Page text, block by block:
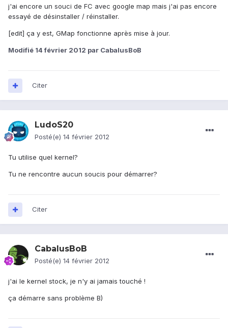
j'ai encore un souci de FC avec google map mais j'ai pas encore
essayé de désinstaller / réinstaller.
[edit] ça y est, GMap fonctionne après mise à jour.
Modifié 14 février 2012 par CabalusBoB
Citer
LudoS20
Posté(e) 14 février 2012
Tu utilise quel kernel?
Tu ne rencontre aucun soucis pour démarrer?
Citer
CabalusBoB
Posté(e) 14 février 2012
j'ai le kernel stock, je n'y ai jamais touché !
ça démarre sans problème B)